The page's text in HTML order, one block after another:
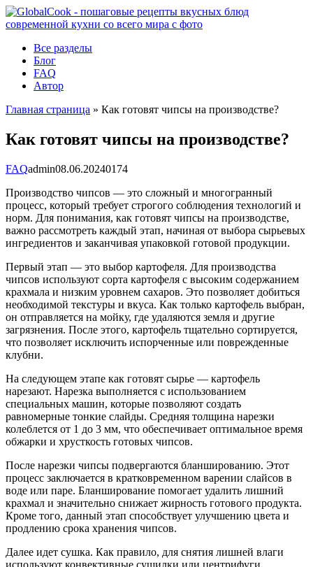
Перейти
к
Все разделы
Блог
FAQ
Автор
Главная страница » Как готовят чипсы на производстве?
Как готовят чипсы на производстве?
FAQadmin08.06.20240174
Производство чипсов — это сложный и многогранный
процесс, который требует строгого соблюдения технологий и
норм. Для понимания, как готовят чипсы на производстве,
важно рассмотреть каждый этап, начиная от выбора сырьевых
ингредиентов и заканчивая упаковкой готовой продукции.
Первый этап — это выбор картофеля. Для производства
чипсов используют сорта картофеля с высоким содержанием
крахмала и низким уровнем сахаров. Это позволяет добиться
необходимой текстуры и вкуса. Как только картофель выбран,
он отправляется на мойку, где удаляются земля и другие
загрязнения. После этого, картофель тщательно сортируется,
что позволяет исключить испорченные или поврежденные
клубни.
На следующем этапе как готовят сырье — картофель
нарезают. Нарезка выполняется с использованием
специальных машин, которые позволяют создать
равномерные тонкие слайды. Средняя толщина нарезки
колеблется от 1 до 3 мм, что обеспечивает оптимальное время
обжарки и хрусткость готовых чипсов.
После нарезки чипсы подвергаются бланшированию. Этот
процесс заключается в кратковременном варении слайсов в
воде или паре. Бланширование помогает удалить лишний
крахмал и значительно снижает жирность готового продукта.
Кроме того, данный этап способствует улучшению цвета и
продлению срока хранения чипсов.
Далее идет сушка. Как правило, для снятия лишней влаги
используют конвективные сушилки или центрифуги.